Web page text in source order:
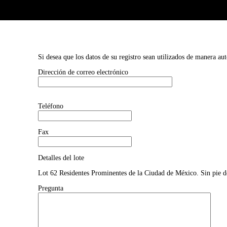
Si desea que los datos de su registro sean utilizados de manera
Dirección de correo electrónico
Teléfono
Fax
Detalles del lote
Lot 62 Residentes Prominentes de la Ciudad de México. Sin
Pregunta